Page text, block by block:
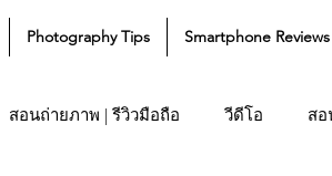
Photography Tips Smartphone Reviews
สอนถ่ายภาพ | รีวิวมือถือ วีดีโอ ส